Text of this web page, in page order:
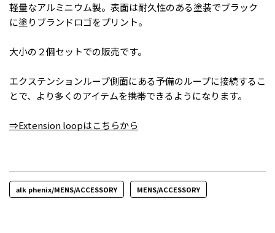
軽量なアルミニウム製。表面は耐久性のある塗装でブラック
に塗りブランドロゴをプリント。
大小の２個セットでの販売です。
エクステンションループ側面にある予備のループに接続するこ
とで、より多くのアイテムを携帯できるようになります。
⇒Extension loopはこちらから
alk phenix/MENS/ACCESSORY MENS/ACCESSORY